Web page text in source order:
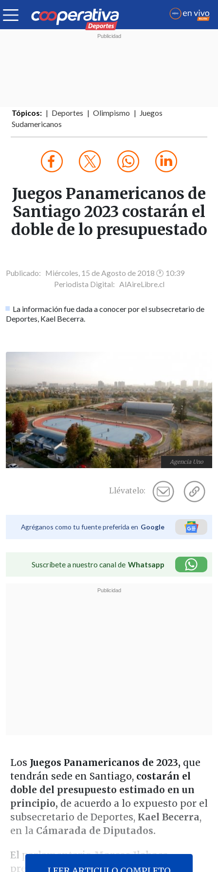
Tópicos: Deportes Olimpismo
Juegos
Sudamericanos
Juegos Panamericanos de
Santiago 2023 costarán el
doble de lo presupuestado
Publicado: Miércoles, 15 de Agosto de 2018 🕐 10:39
Periodista Digital: AlAireLibre.cl
La información fue dada a conocer por el subsecretario de
Deportes, Kael Becerra.
Agencia Uno
Llévatelo:
Agréganos como tu fuente preferida en Google
Suscríbete a nuestro canal de Whatsapp
Los Juegos Panamericanos de 2023, que
tendrán sede en Santiago, costarán el
doble del presupuesto estimado en un
principio, de acuerdo a lo expuesto por el
subsecretario de Deportes, Kael Becerra,
en la Cámarada de Diputados.
El parlamentarioMarcos Ilabaca,
presidente de la Comisión de